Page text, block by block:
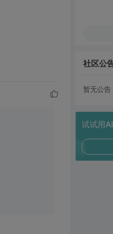
社区公
暂无公告
试试用